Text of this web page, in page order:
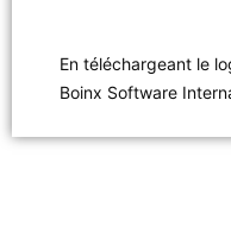
En téléchargeant le
Boinx Software